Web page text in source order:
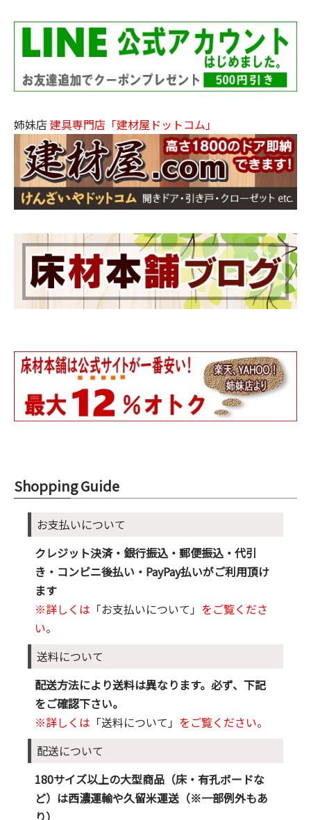
姉妹店 建具専門店「建材屋ドットコム」
Shopping Guide
お支払いについて
クレジット決済・銀行振込・郵便振込・代引
き・コンビニ後払い・PayPay払いがご利用頂け
ます
※詳しくは 「お支払いについて」 をご覧くださ
い。
送料について
配送方法により送料は異なります。必ず、下記
をご確認下さい。
※詳しくは 「送料について」 をご覧ください。
配送について
180サイズ以上の大型商品（床・有孔ボードな
ど）は西濃運輸や久留米運送（※一部例外もあ
り）